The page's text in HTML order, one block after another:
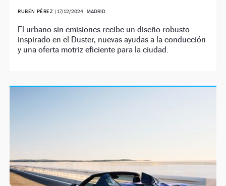
RUBÉN PÉREZ | 17/12/2024 | MADRID
El urbano sin emisiones recibe un diseño robusto
inspirado en el Duster, nuevas ayudas a la conducción
y una oferta motriz eficiente para la ciudad.